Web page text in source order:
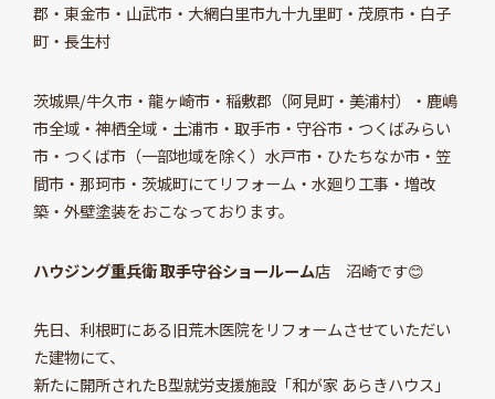
郡・東金市・山武市・大網白里市九十九里町・茂原市・白子
町・長生村
茨城県/牛久市・龍ヶ崎市・稲敷郡（阿見町・美浦村）・鹿嶋
市全域・神栖全域・土浦市・取手市・守谷市・つくばみらい
市・つくば市（一部地域を除く）水戸市・ひたちなか市・笠
間市・那珂市・茨城町にてリフォーム・水廻り工事・増改
築・外壁塗装をおこなっております。
ハウジング重兵衛 取手守谷ショールーム店 沼崎です😊
先日、利根町にある旧荒木医院をリフォームさせていただい
た建物にて、
新たに開所されたB型就労支援施設「和が家 あらきハウス」